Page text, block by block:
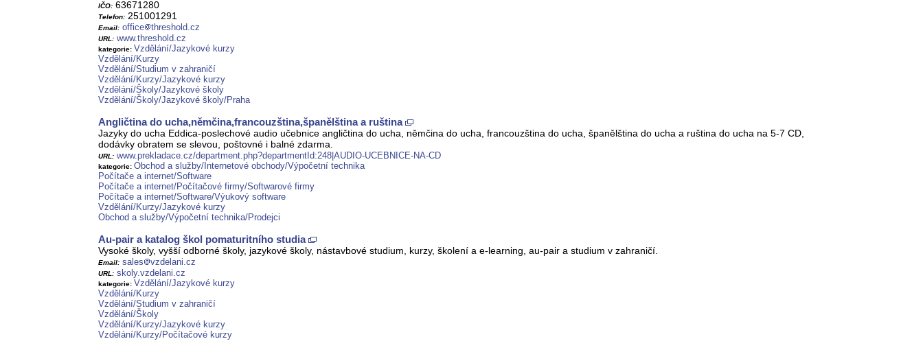
IČO: 63671280
Telefon: 251001291
Email: office threshold.cz
URL: www.threshold.cz
kategorie: Vzdělání/Jazykové kurzy
Vzdělání/Kurzy
Vzdělání/Studium v zahraničí
Vzdělání/Kurzy/Jazykové kurzy
Vzdělání/Školy/Jazykové školy
Vzdělání/Školy/Jazykové školy/Praha
Angličtina do ucha,němčina,francouzština,španělština a ruština
Jazyky do ucha Eddica-poslechové audio učebnice angličtina do ucha, němčina do ucha, francouzština do ucha, španělština do ucha a ruština do ucha na 5-7 CD,
dodávky obratem se slevou, poštovné i balné zdarma.
URL: www.prekladace.cz/department.php?departmentId:248|AUDIO-UCEBNICE-NA-CD
kategorie: Obchod a služby/Internetové obchody/Výpočetní technika
Počítače a internet/Software
Počítače a internet/Počítačové firmy/Softwarové firmy
Počítače a internet/Software/Výukový software
Vzdělání/Kurzy/Jazykové kurzy
Obchod a služby/Výpočetní technika/Prodejci
Au-pair a katalog škol pomaturitního studia
Vysoké školy, vyšší odborné školy, jazykové školy, nástavbové studium, kurzy, školení a e-learning, au-pair a studium v zahraničí.
Email: sales vzdelani.cz
URL: skoly.vzdelani.cz
kategorie: Vzdělání/Jazykové kurzy
Vzdělání/Kurzy
Vzdělání/Studium v zahraničí
Vzdělání/Školy
Vzdělání/Kurzy/Jazykové kurzy
Vzdělání/Kurzy/Počítačové kurzy